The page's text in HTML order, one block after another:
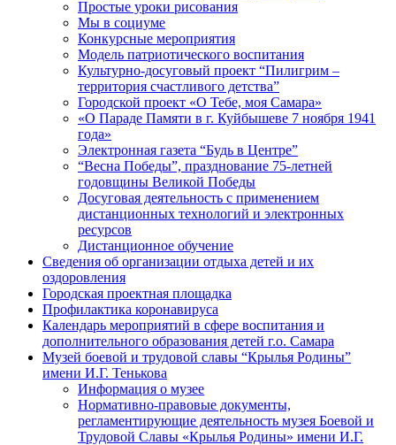
Простые уроки рисования
Мы в социуме
Конкурсные мероприятия
Модель патриотического воспитания
Культурно-досуговый проект “Пилигрим –
территория счастливого детства”
Городской проект «О Тебе, моя Самара»
«О Параде Памяти в г. Куйбышеве 7 ноября 1941
года»
Электронная газета “Будь в Центре”
“Весна Победы”, празднование 75-летней
годовщины Великой Победы
Досуговая деятельность с применением
дистанционных технологий и электронных
ресурсов
Дистанционное обучение
Сведения об организации отдыха детей и их
оздоровления
Городская проектная площадка
Профилактика коронавируса
Календарь мероприятий в сфере воспитания и
дополнительного образования детей г.о. Самара
Музей боевой и трудовой славы “Крылья Родины”
имени И.Г. Тенькова
Информация о музее
Нормативно-правовые документы,
регламентирующие деятельность музея Боевой и
Трудовой Славы «Крылья Родины» имени И.Г.